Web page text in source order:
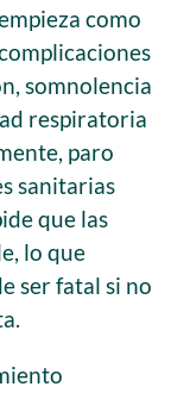
como
somnolencia
respiratoria
paro
sanitarias
que las
lo que
ser fatal si no